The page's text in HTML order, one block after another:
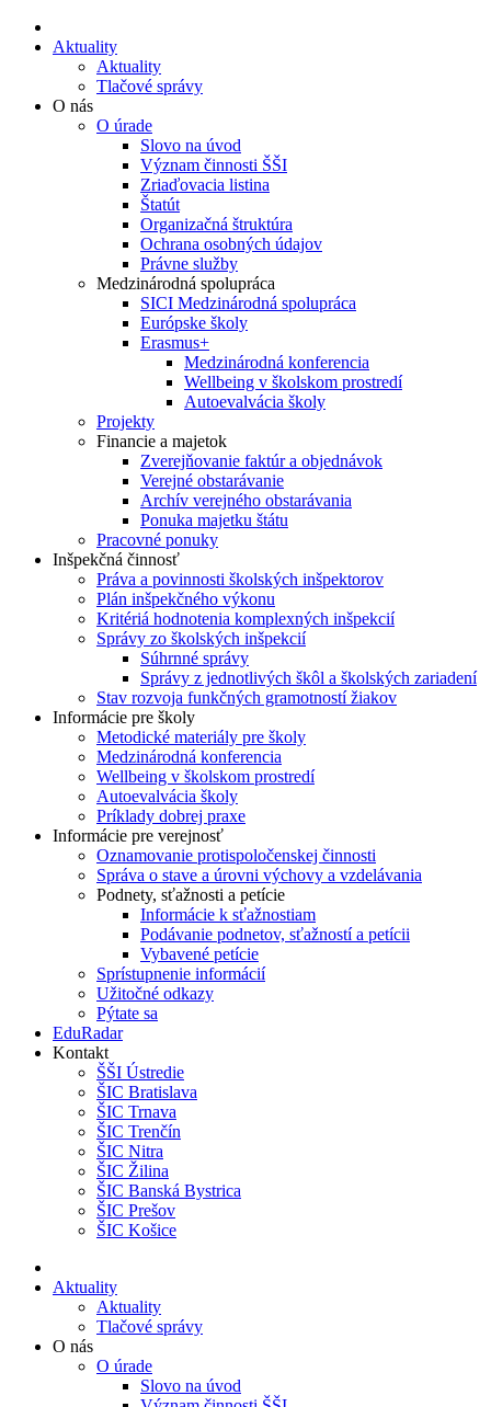
Aktuality
Aktuality
Tlačové správy
O nás
O úrade
Slovo na úvod
Význam činnosti ŠŠI
Zriaďovacia listina
Štatút
Organizačná štruktúra
Ochrana osobných údajov
Právne služby
Medzinárodná spolupráca
SICI Medzinárodná spolupráca
Európske školy
Erasmus+
Medzinárodná konferencia
Wellbeing v školskom prostredí
Autoevalvácia školy
Projekty
Financie a majetok
Zverejňovanie faktúr a objednávok
Verejné obstarávanie
Archív verejného obstarávania
Ponuka majetku štátu
Pracovné ponuky
Inšpekčná činnosť
Práva a povinnosti školských inšpektorov
Plán inšpekčného výkonu
Kritériá hodnotenia komplexných inšpekcií
Správy zo školských inšpekcií
Súhrnné správy
Správy z jednotlivých škôl a školských zariadení
Stav rozvoja funkčných gramotností žiakov
Informácie pre školy
Metodické materiály pre školy
Medzinárodná konferencia
Wellbeing v školskom prostredí
Autoevalvácia školy
Príklady dobrej praxe
Informácie pre verejnosť
Oznamovanie protispoločenskej činnosti
Správa o stave a úrovni výchovy a vzdelávania
Podnety, sťažnosti a petície
Informácie k sťažnostiam
Podávanie podnetov, sťažností a petícii
Vybavené petície
Sprístupnenie informácií
Užitočné odkazy
Pýtate sa
EduRadar
Kontakt
ŠŠI Ústredie
ŠIC Bratislava
ŠIC Trnava
ŠIC Trenčín
ŠIC Nitra
ŠIC Žilina
ŠIC Banská Bystrica
ŠIC Prešov
ŠIC Košice
Aktuality
Aktuality
Tlačové správy
O nás
O úrade
Slovo na úvod